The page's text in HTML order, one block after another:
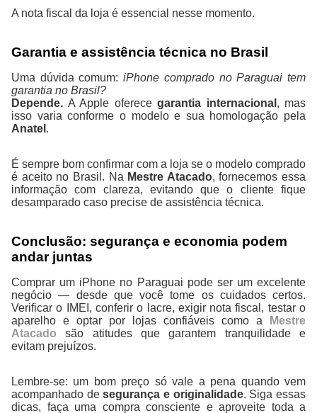
A nota fiscal da loja é essencial nesse momento.
Garantia e assistência técnica no Brasil
Uma dúvida comum:iPhone comprado no Paraguai tem
garantia no Brasil?
Depende. A Apple oferece garantia internacional , mas
isso varia conforme o modelo e sua homologação pela
Anatel .
É sempre bom confirmar com a loja se o modelo comprado
é aceito no Brasil. Na Mestre Atacado, fornecemos essa
informação com clareza, evitando que o cliente fique
desamparado caso precise de assistência técnica.
Conclusão: segurança e economia podem
andar juntas
Comprar um iPhone no Paraguai pode ser um excelente
negócio — desde que você tome os cuidados certos.
Verificar o IMEI, conferir o lacre, exigir nota fiscal, testar o
aparelho e optar por lojas confiáveis como a
Mestre
Atacado são atitudes que garantem tranquilidade e
evitam prejuízos.
Lembre-se: um bom preço só vale a pena quando vem
acompanhado desegurança e originalidade. Siga essas
dicas, faça uma compra consciente e aproveite toda a